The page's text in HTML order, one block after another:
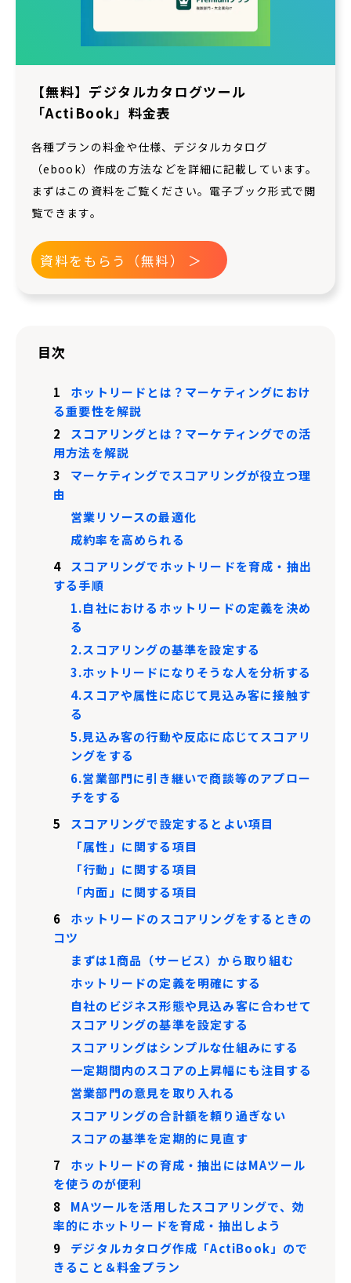
【無料】デジタルカタログツール
「ActiBook」料金表
各種プランの料金や仕様、デジタルカタログ
（ebook）作成の方法などを詳細に記載しています。
まずはこの資料をご覧ください。電子ブック形式で閲
覧できます。
資料をもらう（無料） ＞
目次
1
ホットリードとは？マーケティングにおけ
る重要性を解説
2
スコアリングとは？マーケティングでの活
用方法を解説
3
マーケティングでスコアリングが役立つ理
由
営業リソースの最適化
成約率を高められる
4
スコアリングでホットリードを育成・抽出
する手順
1.自社におけるホットリードの定義を決め
る
2.スコアリングの基準を設定する
3.ホットリードになりそうな人を分析する
4.スコアや属性に応じて見込み客に接触す
る
5.見込み客の行動や反応に応じてスコアリ
ングをする
6.営業部門に引き継いで商談等のアプロー
チをする
5
スコアリングで設定するとよい項目
「属性」に関する項目
「行動」に関する項目
「内面」に関する項目
6
ホットリードのスコアリングをするときの
コツ
まずは1商品（サービス）から取り組む
ホットリードの定義を明確にする
自社のビジネス形態や見込み客に合わせて
スコアリングの基準を設定する
スコアリングはシンプルな仕組みにする
一定期間内のスコアの上昇幅にも注目する
営業部門の意見を取り入れる
スコアリングの合計額を頼り過ぎない
スコアの基準を定期的に見直す
7
ホットリードの育成・抽出にはMAツール
を使うのが便利
8
MAツールを活用したスコアリングで、効
率的にホットリードを育成・抽出しよう
9
デジタルカタログ作成「ActiBook」ので
きること＆料金プラン